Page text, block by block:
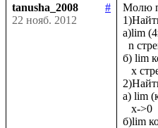
tanusha_2008
#
22 нояб. 2012
Молю
а)lim
б) lim
а) lim
б)lim